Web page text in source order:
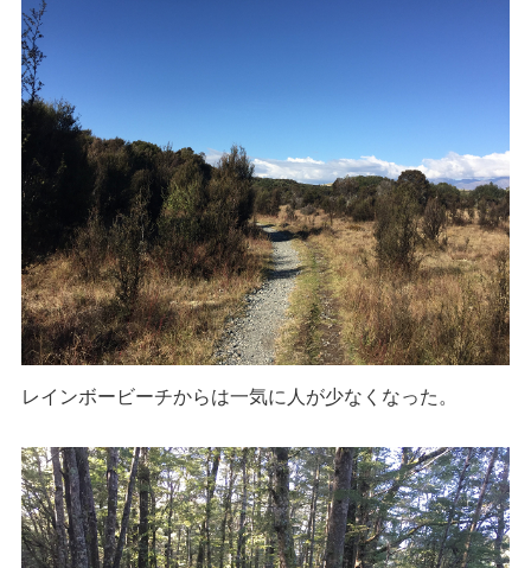
レインボービーチからは一気に人が少なくなった。